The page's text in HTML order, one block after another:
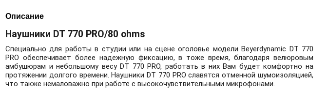
Описание
Наушники DT 770 PRO/80 ohms
Специально для работы в студии или на сцене оголовье модели Beyerdynamic DT 770
PRO обеспечивает более надежную фиксацию, в тоже время, благодаря велюровым
амбушюрам и небольшому весу DT 770 PRO, работать в них Вам будет комфортно на
протяжении долгого времени. Наушники DT 770 PRO славятся отменной шумоизоляцией,
что также немаловажно при работе с высокочувствительными микрофонами.